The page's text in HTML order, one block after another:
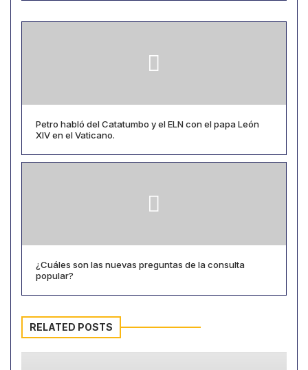
Petro habló del Catatumbo y el ELN con el papa León
XIV en el Vaticano.
¿Cuáles son las nuevas preguntas de la consulta
popular?
RELATED POSTS